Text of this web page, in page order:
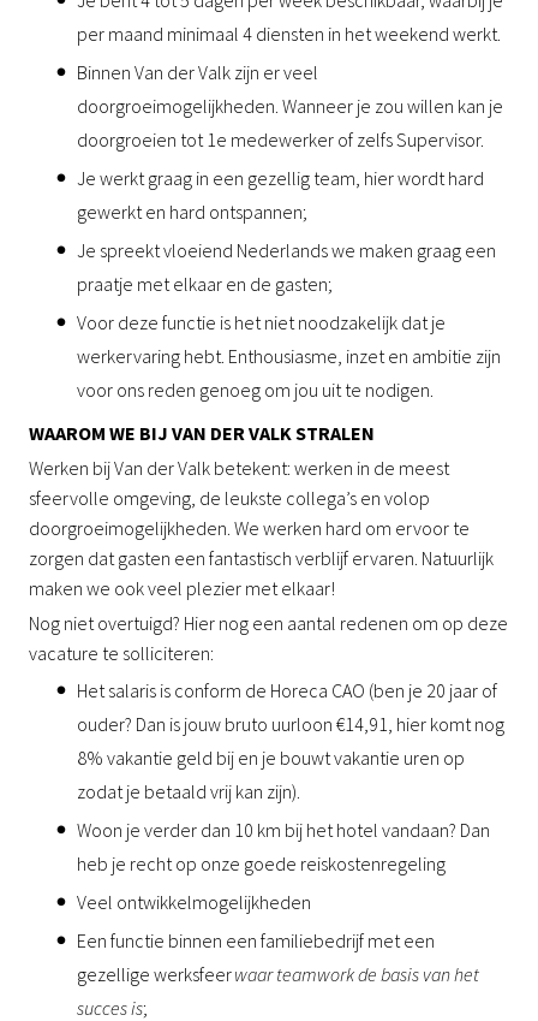
per maand minimaal 4 diensten in het weekend werkt.
Binnen Van der Valk zijn er veel
doorgroeimogelijkheden. Wanneer je zou willen kan je
doorgroeien tot 1e medewerker of zelfs Supervisor.
Je werkt graag in een gezellig team, hier wordt hard
gewerkt en hard ontspannen;
Je spreekt vloeiend Nederlands we maken graag een
praatje met elkaar en de gasten;
Voor deze functie is het niet noodzakelijk dat je
werkervaring hebt. Enthousiasme, inzet en ambitie zijn
voor ons reden genoeg om jou uit te nodigen.
WAAROM WE BIJ VAN DER VALK STRALEN
Werken bij Van der Valk betekent: werken in de meest
sfeervolle omgeving, de leukste collega’s en volop
doorgroeimogelijkheden. We werken hard om ervoor te
zorgen dat gasten een fantastisch ver­blijf ervaren. Natuurlijk
maken we ook veel plezier met elkaar!
Nog niet overtuigd? Hier nog een aantal redenen om op deze
vacature te solliciteren:
Het salaris is conform de Horeca CAO (ben je 20 jaar of
ouder? Dan is jouw bruto uurloon €14,91, hier komt nog
8% vakantie geld bij en je bouwt vakantie uren op
zodat je betaald vrij kan zijn).
Woon je verder dan 10 km bij het hotel vandaan? Dan
heb je recht op onze goede reiskostenregeling
Veel ontwikkelmogelijkheden
Een functie binnen een familiebedrijf met een
gezellige werksfeerwaar teamwork de basis van het
succes is;